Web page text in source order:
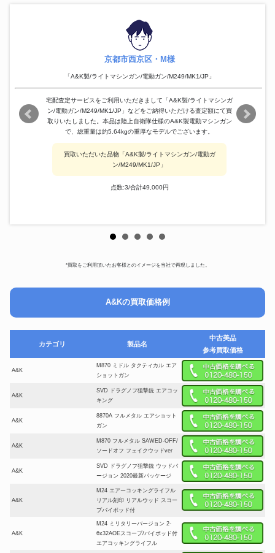
京都市西京区・M様
「A&K製/ライトマシンガン/電動ガン/M249/MK1/JP」
宅配査定サービスをご利用いただきまして「A&K製/ライトマシンガ
ン/電動ガン/M249/MK1/JP」などをご納得いただける査定額にて買
取りいたしました。本品は陸上自衛隊仕様のA&K製電動マシンガン
で、総重量は約5.64kgの重厚なモデルでございます。
買取いただいた品物「A&K製/ライトマシンガン/電動ガ
ン/M249/MK1/JP」
点数:3/合計49,000円
*買取をご利用頂いたお客様とのイメージを当社で再現しました。
A&Kの買取価格例
カテゴリ 製品名
中古美品
参考買取価格
A&K
M870 ミドル タクティカル エア
ショットガン
A&K
SVD ドラグノフ狙撃銃 エアコッ
キング
A&K
8870A フルメタル エアショット
ガン
A&K
M870 フルメタル SAWED-OFF/
ソードオフ フェイクウッドver
A&K
SVD ドラグノフ狙撃銃 ウッドバ
ージョン 2020最新パッケージ
A&K
M24 エアーコッキングライフル
リアル刻印 リアルウッド スコー
プバイポッド付
A&K
M24 ミリタリーバージョン 2-
6x32AOEスコープ/バイポッド付
エアコッキングライフル